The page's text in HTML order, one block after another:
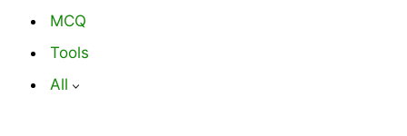
MCQ
Tools
All